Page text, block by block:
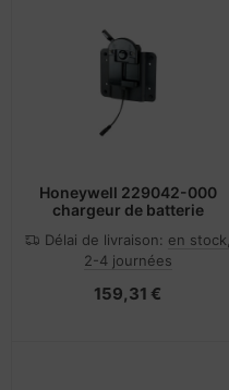
Honeywell 229042-000
chargeur de batterie
Délai de livraison: en stock,
2-4 journées
159,31 €